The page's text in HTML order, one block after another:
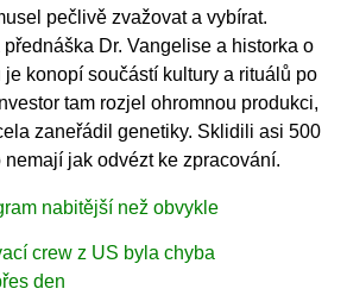
pečlivě zvažovat a vybírat.
Dr. Vangelise a historka o
je konopí součástí kultury a rituálů po
tam rozjel ohromnou produkci,
zaneřádil genetiky. Sklidili asi 500
jak odvézt ke zpracování.
nabitější než obvykle
crew z US byla chyba
den